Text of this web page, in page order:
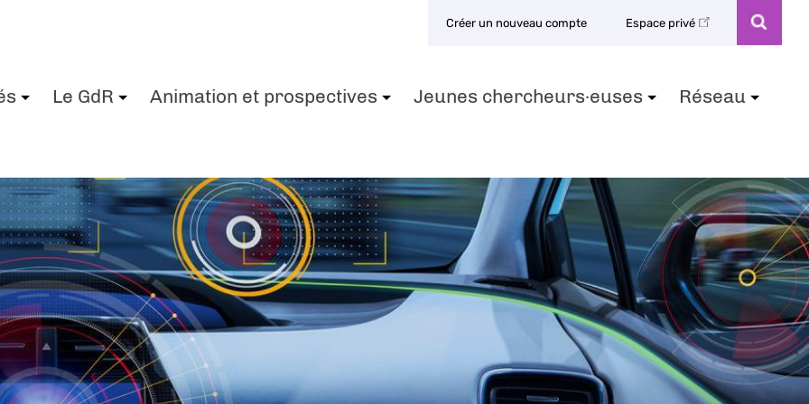
Créer un nouveau compte Espace privé
Le GdR Animation et prospectives Jeunes chercheurs·euses Réseau